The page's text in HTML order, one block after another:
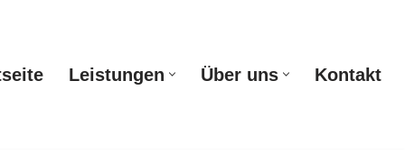
Leistungen Über uns Kontakt